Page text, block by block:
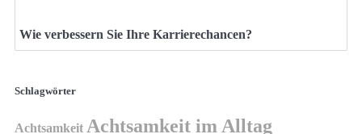
Wie verbessern Sie Ihre Karrierechancen?
Schlagwörter
Achtsamkeit Achtsamkeit im Alltag